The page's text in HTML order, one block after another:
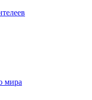
мира